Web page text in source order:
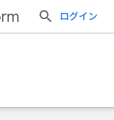
ログイン